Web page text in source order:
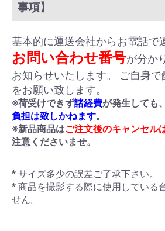
事項】
基本的に運送会社からお電話で
お問い合わせ番号が分か
お知らせいたします。 ご自身
をお願い致します。
※荷受けできず諸経費が発生しても、
負担は致しかねます。
※新品商品はご注文後のキャンセル
注意くださいませ。
* サイズ多少の誤差ご了承下さい。
* 商品を撮影する際に使用している
せん。